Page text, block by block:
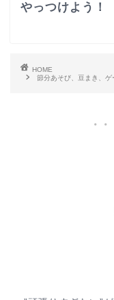
やっつけよう！
HOME
節分あそび、豆まき、